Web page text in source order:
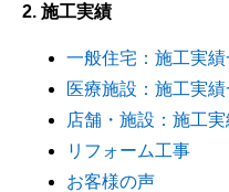
2. 施工実績
一般住宅：施工実
医療施設：施工実
店舗・施設：施工
リフォーム工事
お客様の声